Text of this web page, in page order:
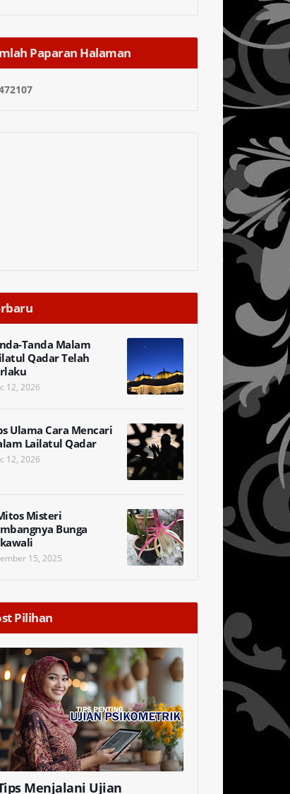
Paparan Halaman
72107
Tanda Malam
Qadar Telah
12, 2026
Ulama Cara Mencari
Lailatul Qadar
12, 2026
Misteri
Bunga
15, 2025
Pilihan
Menjalani Ujian